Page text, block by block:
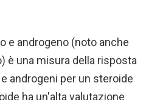
e androgeno (noto anche
è una misura della risposta
androgeni per un steroide
ha un'alta valutazione